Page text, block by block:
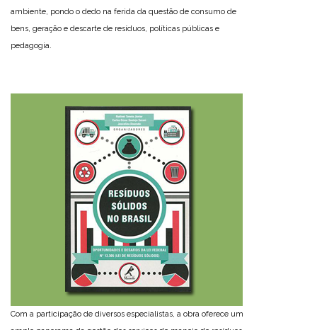
ambiente, pondo o dedo na ferida da questão de consumo de
bens, geração e descarte de resíduos, políticas públicas e
pedagogia.
Com a participação de diversos especialistas, a obra oferece um